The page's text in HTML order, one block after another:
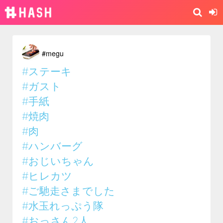
#megu
#ステーキ
#ガスト
#手紙
#焼肉
#肉
#ハンバーグ
#おじいちゃん
#ヒレカツ
#ご馳走さまでした
#水玉れっぷう隊